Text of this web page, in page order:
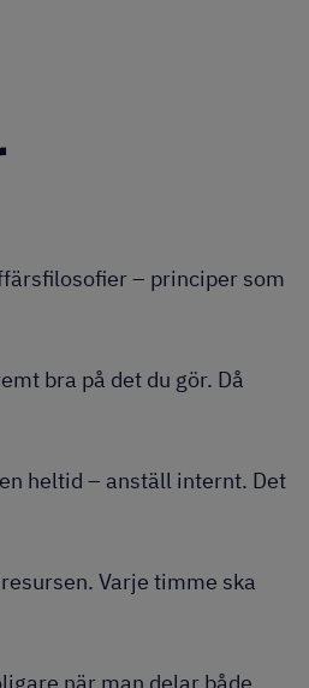
– principer som
bra på det du gör. Då
heltid – anställ internt. Det
Varje timme ska